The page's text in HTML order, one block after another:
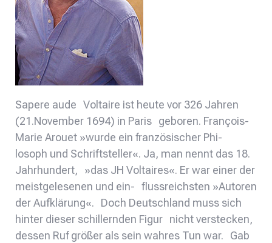
Sapere aude Voltaire ist heute vor 326 Jahren
(21.November 1694) in Paris geboren. François-
Marie Arouet »wurde ein französischer Phi-
losoph und Schriftsteller«. Ja, man nennt das 18.
Jahrhundert, »das JH Voltaires«. Er war einer der
meistgelesenen und ein- flussreichsten »Autoren
der Aufklärung«. Doch Deutschland muss sich
hinter dieser schillernden Figur nicht verstecken,
dessen Ruf größer als sein wahres Tun war. Gab